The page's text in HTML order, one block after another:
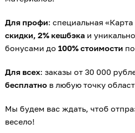
Для профи: специальная
скидки, 2% кешбэка и
бонусами до 100% стоимости
Для всех: заказы от 30 000
бесплатно в любую точку
Мы будем вас ждать, чтоб
весело!